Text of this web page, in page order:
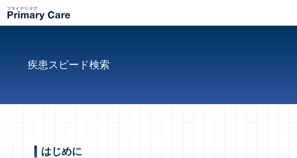
疾患スピード検索
はじめに